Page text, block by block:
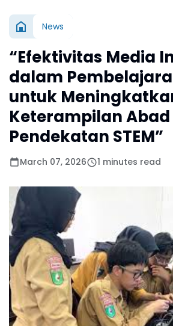
News
“Efektivitas Media
dalam
untuk
Keterampilan Abad
Pendekatan STEM”
March 07, 2026 1 minutes read